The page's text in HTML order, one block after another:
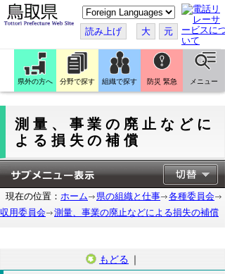
こ
の
ペ
ー
ジ
翻
訳
す
読み上げ 大 元
県外の方へ 分野で探す 組織で探す 防災 緊急 メニュー
測量、事業の廃止などに
よる損失の補償
現在の位置： ホーム 県の組織と仕事
各種委員会
収用委員会
測量、事業の廃止などによる損失の補償
もどる ｜